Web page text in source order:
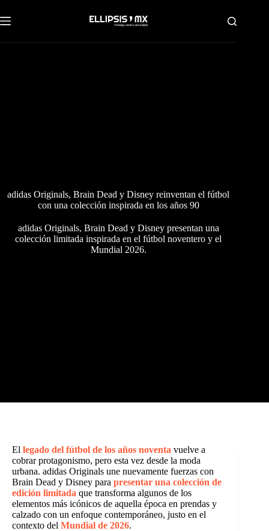
al
contenido
adidas Originals, Brain Dead y Disney reinventan el fútbol
con una colección inspirada en los años 90
adidas Originals, Brain Dead y Disney presentan una
colección limitada inspirada en el fútbol noventero y el
Mundial 2026.
El legado del fútbol de los años noventa vuelve a
cobrar protagonismo, pero esta vez desde la moda
urbana. adidas Originals une nuevamente fuerzas con
Brain Dead y Disney para presentar una colección de
edición limitada que transforma algunos de los
elementos más icónicos de aquella época en prendas y
calzado con un enfoque contemporáneo, justo en el
contexto del Mundial de 2026.